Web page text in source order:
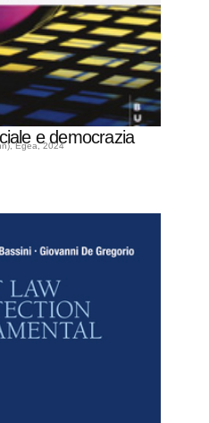
e democrazia
Egea, 2024